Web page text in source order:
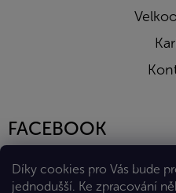
Díky cookies pro Vás bude
jednodušší. Ke zpracování
FACEBOOK